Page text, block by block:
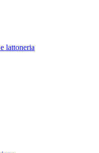
lattoneria